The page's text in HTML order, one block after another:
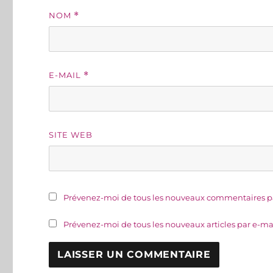
NOM *
E-MAIL *
SITE WEB
Prévenez-moi de tous les nouveaux commentaires
Prévenez-moi de tous les nouveaux articles par e-